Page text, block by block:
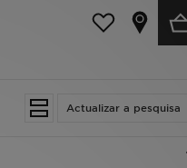
Actualizar a pesquisa